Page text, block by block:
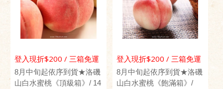
登入現折$200 / 三箱免運
優惠
8月中旬起依序到貨★洛磯
山白水蜜桃《頂級箱》/ 14
登入現折$200 / 三箱免運
優惠
8月中旬起依序到貨★洛磯
山白水蜜桃《飽滿箱》/